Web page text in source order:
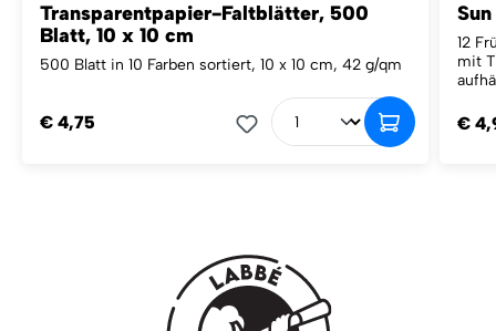
Transparentpapier-Faltblätter, 500
Blatt, 10 x 10 cm
500 Blatt in 10 Farben sortiert, 10 x 10 cm, 42 g/qm
€ 4,75
12
mit
€